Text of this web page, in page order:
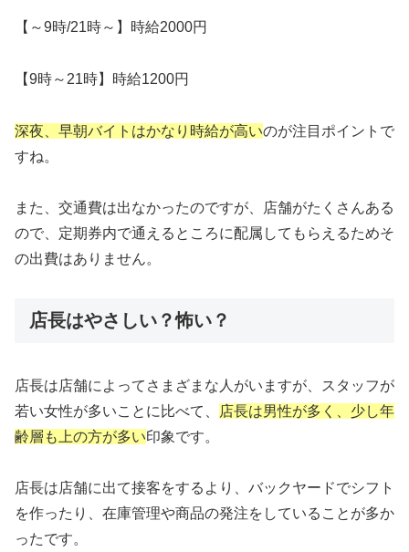
【～9時/21時～】時給2000円
【9時～21時】時給1200円
深夜、早朝バイトはかなり時給が高いのが注目ポイントで
すね。
また、交通費は出なかったのですが、店舗がたくさんある
ので、定期券内で通えるところに配属してもらえるためそ
の出費はありません。
店長はやさしい？怖い？
店長は店舗によってさまざまな人がいますが、スタッフが
若い女性が多いことに比べて、
店長は男性が多く、少し年
齢層も上の方が多い印象です。
店長は店舗に出て接客をするより、バックヤードでシフト
を作ったり、在庫管理や商品の発注をしていることが多か
ったです。